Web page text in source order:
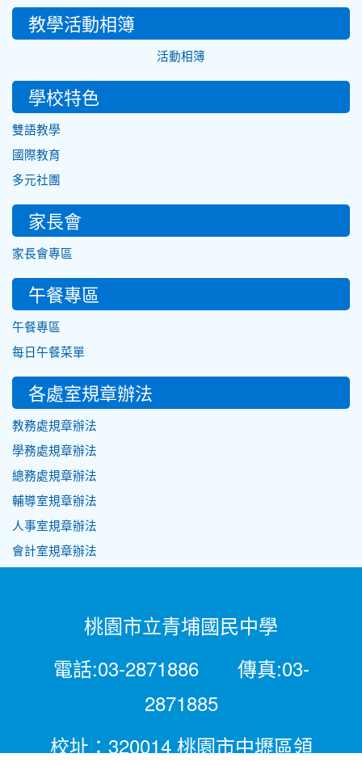
教學活動相簿
活動相簿
學校特色
雙語教學
國際教育
多元社團
家長會
家長會專區
午餐專區
午餐專區
每日午餐菜單
各處室規章辦法
教務處規章辦法
學務處規章辦法
總務處規章辦法
輔導室規章辦法
人事室規章辦法
會計室規章辦法
桃園市立青埔國民中學
電話:03-2871886 傳真:03-
2871885
校址：320014 桃園市中壢區領